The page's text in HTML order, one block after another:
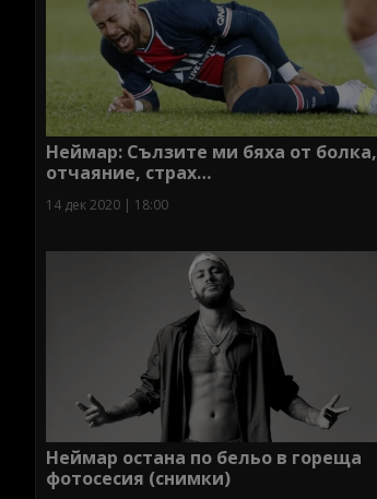
Неймар: Сълзите ми бяха от болка,
отчаяние, страх…
14 дек 2020 | 18:00
Неймар остана по бельо в гореща
фотосесия (снимки)